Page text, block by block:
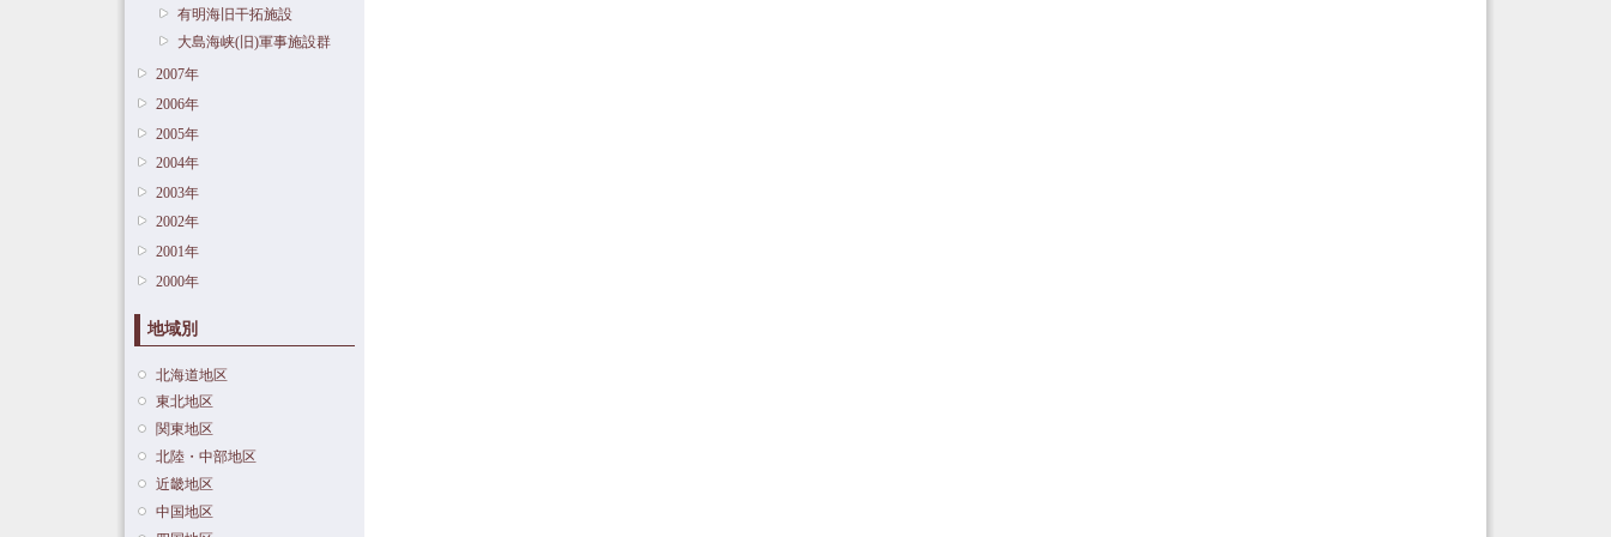
有明海旧干拓施設
大島海峡(旧)軍事施設群
2007年
2006年
2005年
2004年
2003年
2002年
2001年
2000年
地域別
北海道地区
東北地区
関東地区
北陸・中部地区
近畿地区
中国地区